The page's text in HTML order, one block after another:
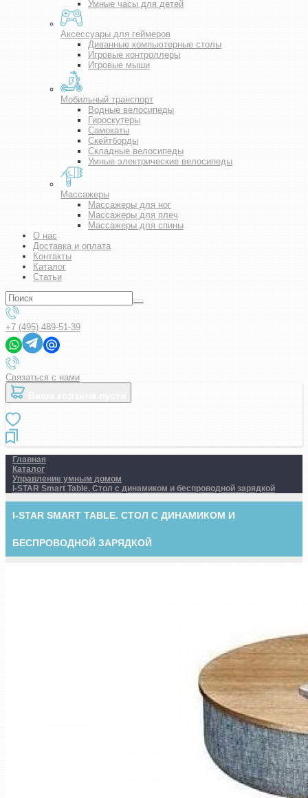
Умные часы для детей
Аксессуары для геймеров
Диванные компьютерные столы
Игровые контроллеры
Игровые мыши
Мобильный транспорт
Водные велосипеды
Гироскутеры
Самокаты
Скейтборды
Складные велосипеды
Умные электрические велосипеды
Массажеры
Массажеры для ног
Массажеры для плеч
Массажеры для спины
О нас
Доставка и оплата
Контакты
Каталог
Статьи
+7 (495) 489-51-39
Связаться с нами
Главная
Каталог
Управление умным домом
I-STAR Smart Table. Стол с динамиком и беспроводной зарядкой
I-STAR SMART TABLE. СТОЛ С ДИНАМИКОМ И
БЕСПРОВОДНОЙ ЗАРЯДКОЙ